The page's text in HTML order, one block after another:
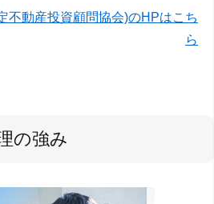
不動産投資顧問協会)のHPはこち
ら
の強み